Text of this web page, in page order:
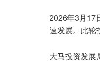
2026年3月17
速发展。此轮
大马投资发展